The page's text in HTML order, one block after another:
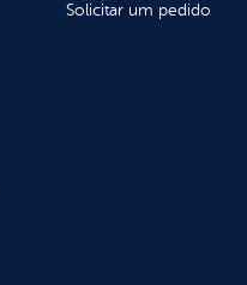
Solicitar um pedido